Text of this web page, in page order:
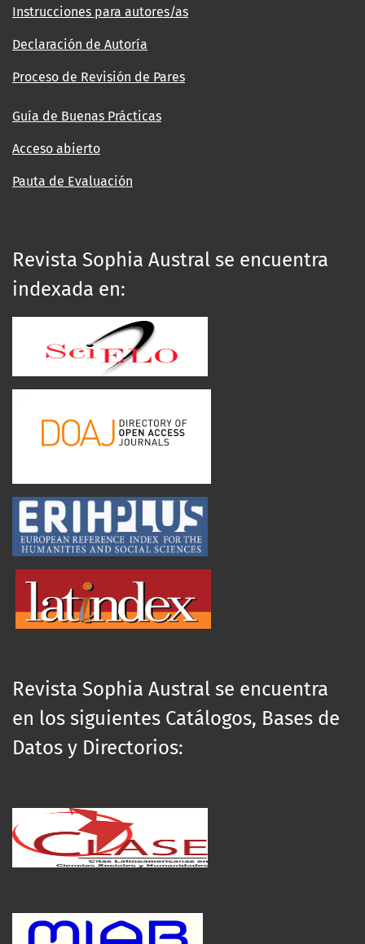
Instrucciones para autores/as
Declaración de Autoría
Proceso de Revisión de Pares
Guía de Buenas Prácticas
Acceso abierto
Pauta de Evaluación
Revista Sophia Austral se encuentra
indexada en:
Revista Sophia Austral se encuentra
en los siguientes Catálogos, Bases de
Datos y Directorios: